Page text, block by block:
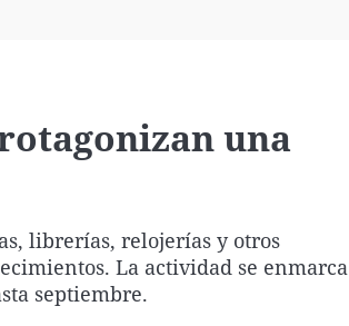
una
librerías, relojerías y otros
La actividad se enmarca
septiembre.